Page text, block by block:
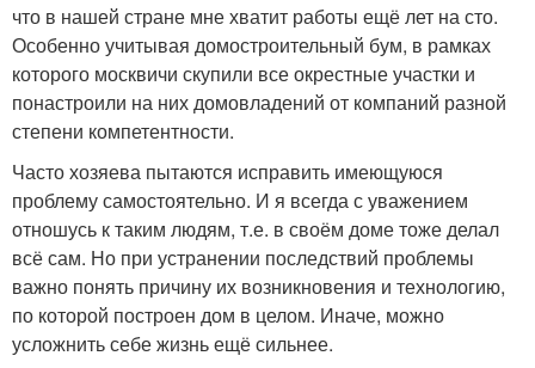
что в нашей стране мне хватит работы ещё лет на сто.
Особенно учитывая домостроительный бум, в рамках
которого москвичи скупили все окрестные участки и
понастроили на них домовладений от компаний разной
степени компетентности.
Часто хозяева пытаются исправить имеющуюся
проблему самостоятельно. И я всегда с уважением
отношусь к таким людям, т.е. в своём доме тоже делал
всё сам. Но при устранении последствий проблемы
важно понять причину их возникновения и технологию,
по которой построен дом в целом. Иначе, можно
усложнить себе жизнь ещё сильнее.